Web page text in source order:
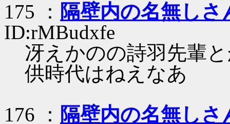
175 ： 隔壁内の名無しさ
ID:rMBudxfe
冴えかのの詩羽先輩
供時代はねえなあ
176 ： 隔壁内の名無しさ